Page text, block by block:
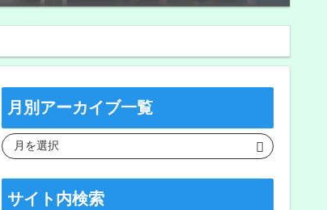
月別アーカイブ一覧
サイト内検索